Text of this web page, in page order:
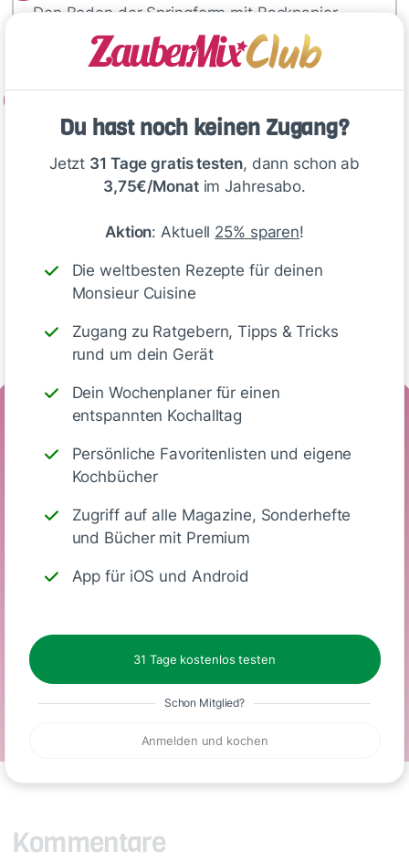
Du hast noch keinen Zugang?
Jetzt 31 Tage gratis testen, dann schon ab
3,75€/Monatim Jahresabo.
Aktion: Aktuell 25% sparen!
Die weltbesten Rezepte für deinen
Monsieur Cuisine
Zugang zu Ratgebern, Tipps & Tricks
rund um dein Gerät
Dein Wochenplaner für einen
entspannten Kochalltag
Persönliche Favoritenlisten und eigene
Kochbücher
Zugriff auf alle Magazine, Sonderhefte
und Bücher mit Premium
App für iOS und Android
31 Tage kostenlos testen
Schon Mitglied?
Anmelden und kochen
Den Boden der Springform mit Backpapier
auslegen und den Rand fetten.
Für den Boden Butter in den Mixbehälter…
Deine Notizen
Nährwerte
(Stück)
444
Kalorien
20 g
Eiweiß
7 g
KH
38 g
Vegetarisch
Kommentare